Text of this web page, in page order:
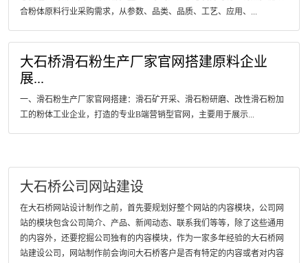
合粉体原料行业采购需求，从参数、品类、品质、工艺、应用、...
大石桥滑石粉生产厂家官网搭建原料企业
展...
一、滑石粉生产厂家官网搭建：滑石矿开采、滑石粉研磨、改性滑石粉加
工的粉体工业企业，打造的专业B端营销型官网，主要用于展示...
大石桥公司网站建设
在大石桥网站设计制作之前，首先要规划好整个网站的内容模块，公司网
站的模块包含公司简介、产品、新闻动态、联系我们等等，除了这些通用
的内容外，还要挖掘公司独有的内容模块，作为一家多年经验的大石桥网
站建设公司，网站制作前会询问大石桥客户是否有特定的内容或者对内容